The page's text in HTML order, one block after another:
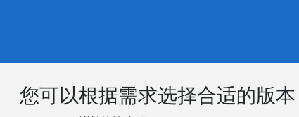
您可以根据需求选择合适的版本